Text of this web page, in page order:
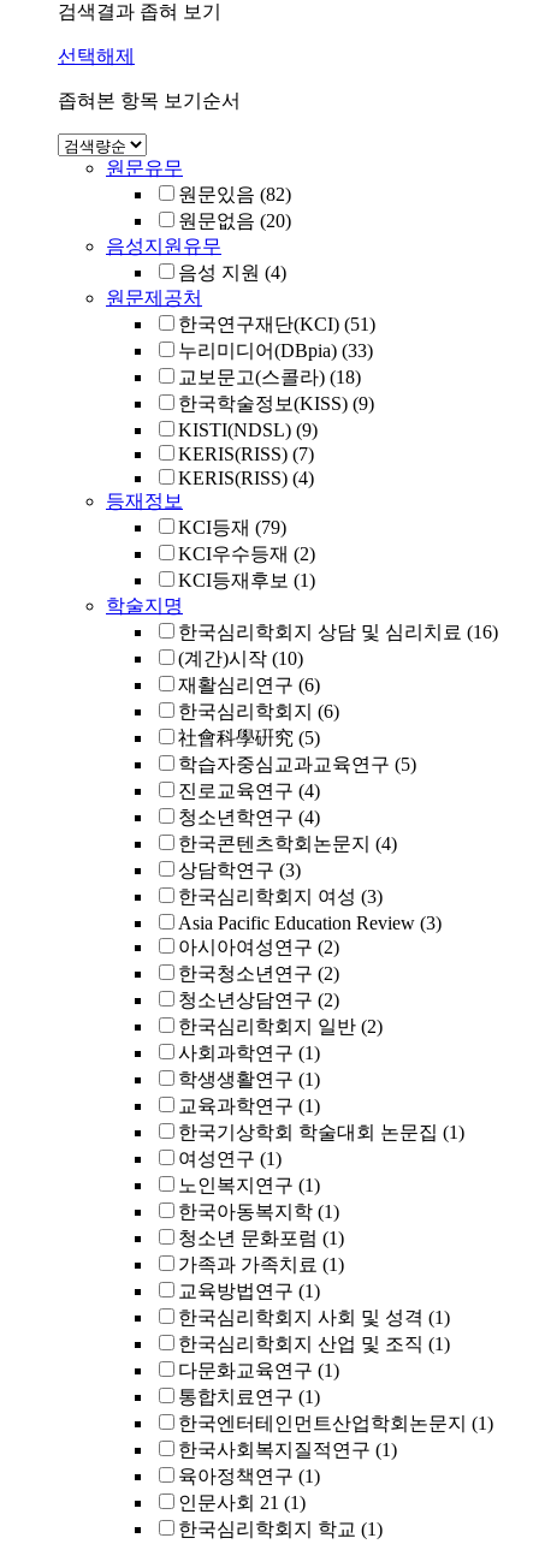
검색결과 좁혀 보기
선택해제
좁혀본 항목 보기순서
원문유무
원문있음 (82)
원문없음 (20)
음성지원유무
음성 지원 (4)
원문제공처
한국연구재단(KCI) (51)
누리미디어(DBpia) (33)
교보문고(스콜라) (18)
한국학술정보(KISS) (9)
KISTI(NDSL) (9)
KERIS(RISS) (7)
KERIS(RISS) (4)
등재정보
KCI등재 (79)
KCI우수등재 (2)
KCI등재후보 (1)
학술지명
한국심리학회지 상담 및 심리치료 (16)
(계간)시작 (10)
재활심리연구 (6)
한국심리학회지 (6)
社會科學硏究 (5)
학습자중심교과교육연구 (5)
진로교육연구 (4)
청소년학연구 (4)
한국콘텐츠학회논문지 (4)
상담학연구 (3)
한국심리학회지 여성 (3)
Asia Pacific Education Review (3)
아시아여성연구 (2)
한국청소년연구 (2)
청소년상담연구 (2)
한국심리학회지 일반 (2)
사회과학연구 (1)
학생생활연구 (1)
교육과학연구 (1)
한국기상학회 학술대회 논문집 (1)
여성연구 (1)
노인복지연구 (1)
한국아동복지학 (1)
청소년 문화포럼 (1)
가족과 가족치료 (1)
교육방법연구 (1)
한국심리학회지 사회 및 성격 (1)
한국심리학회지 산업 및 조직 (1)
다문화교육연구 (1)
통합치료연구 (1)
한국엔터테인먼트산업학회논문지 (1)
한국사회복지질적연구 (1)
육아정책연구 (1)
인문사회 21 (1)
한국심리학회지 학교 (1)